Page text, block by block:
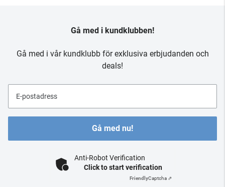
Gå med i kundklubben!
Gå med i vår kundklubb för exklusiva erbjudanden och
deals!
E-postadress
Gå med nu!
Anti-Robot Verification
Click to start verification
FriendlyCaptcha ⇗